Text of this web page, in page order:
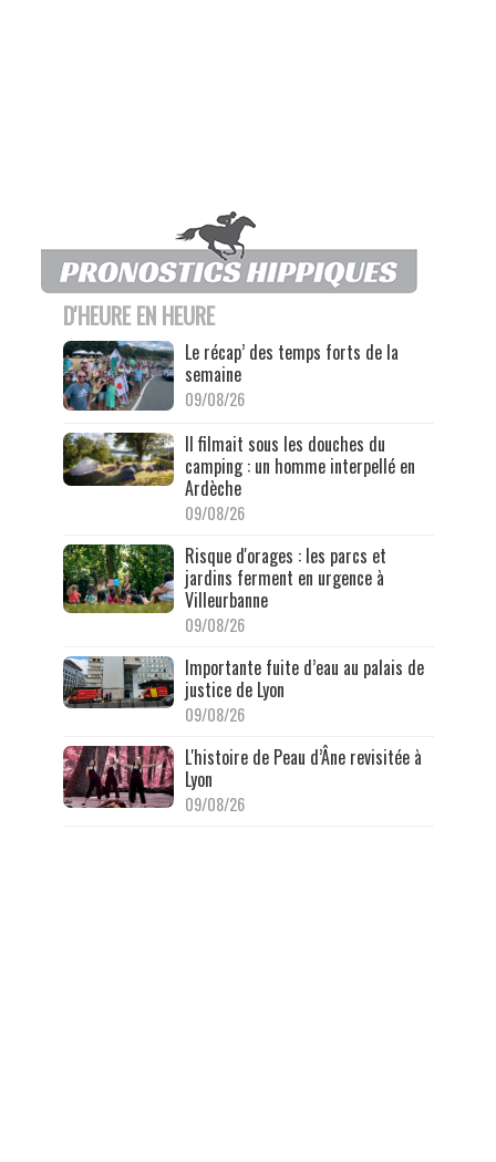
D'HEURE EN HEURE
Le récap’ des temps forts de la
semaine
09/08/26
Il filmait sous les douches du
camping : un homme interpellé en
Ardèche
09/08/26
Risque d'orages : les parcs et
jardins ferment en urgence à
Villeurbanne
09/08/26
Importante fuite d’eau au palais de
justice de Lyon
09/08/26
L'histoire de Peau d’Âne revisitée à
Lyon
09/08/26